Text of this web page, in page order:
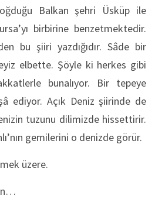
Balkan şehri Üsküp ile
birbirine benzetmektedir.
bu şiiri yazdığıdır. Sâde bir
elbette. Şöyle ki herkes gibi
bunalıyor. Bir tepeye
ediyor. Açık Deniz şiirinde de
tuzunu dilimizde hissettirir.
gemilerini o denizde görür.
üzere.